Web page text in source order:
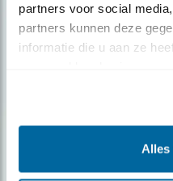
partners voor social
partners kunnen deze
informatie die u aan ze
Alles